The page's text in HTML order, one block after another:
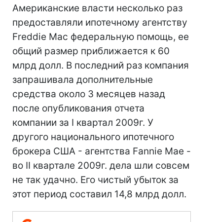
Американские власти несколько раз
предоставляли ипотечному агентству
Freddie Mac федеральную помощь, ее
общий размер приближается к 60
млрд долл. В последний раз компания
запрашивала дополнительные
средства около 3 месяцев назад
после опубликования отчета
компании за I квартал 2009г. У
другого национального ипотечного
брокера США - агентства Fannie Mae -
во II квартале 2009г. дела шли совсем
не так удачно. Его чистый убыток за
этот период составил 14,8 млрд долл.